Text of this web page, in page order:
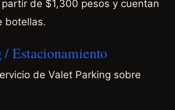
de $1,300 pesos y cuentan
botellas.
Estacionamiento
de Valet Parking sobre